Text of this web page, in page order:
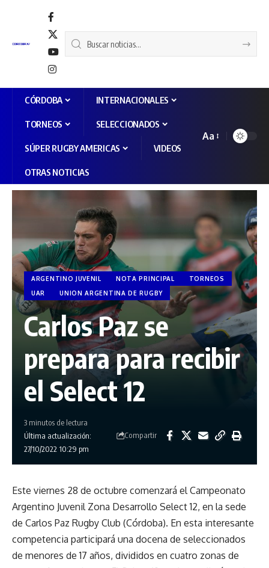
CÓRDOBA INTERNACIONALES
TORNEOS SELECCIONADOS
SÚPER RUGBY AMERICAS VIDEOS
OTRAS NOTICIAS
Aa
ARGENTINO JUVENIL NOTA PRINCIPAL
TORNEOS
UAR
UNION ARGENTINA DE RUGBY
Carlos Paz se
prepara para recibir
el Select 12
Última actualización:
27/10/2022 10:29 pm
3 minutos de lectura
Compartir
Este viernes 28 de octubre comenzará el Campeonato
Argentino Juvenil Zona Desarrollo Select 12, en la sede
de Carlos Paz Rugby Club (Córdoba). En esta interesante
competencia participará una docena de seleccionados
de menores de 17 años, divididos en cuatro zonas de